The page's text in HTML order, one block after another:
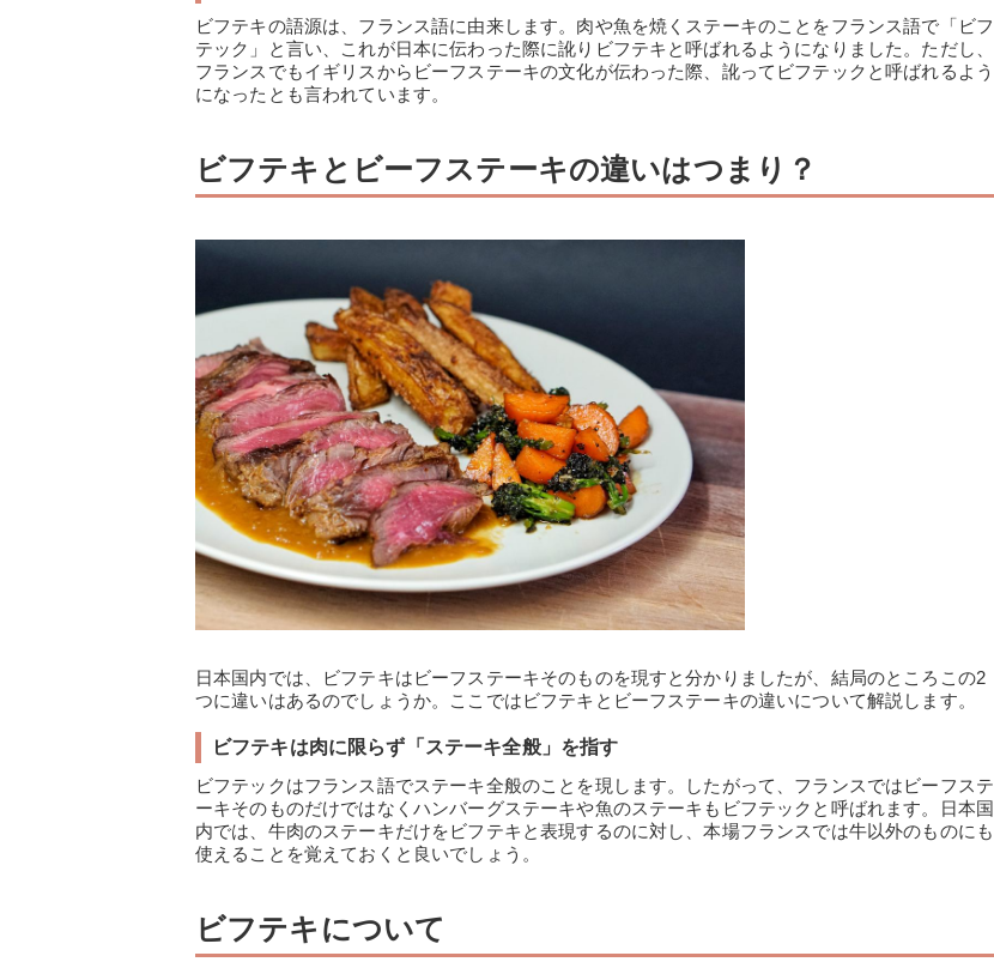
ビフテキの語源は、フランス語に由来します。肉や魚を焼くステーキのことをフランス語で「ビフ
テック」と言い、これが日本に伝わった際に訛りビフテキと呼ばれるようになりました。ただし、
フランスでもイギリスからビーフステーキの文化が伝わった際、訛ってビフテックと呼ばれるよう
になったとも言われています。
ビフテキとビーフステーキの違いはつまり？
日本国内では、ビフテキはビーフステーキそのものを現すと分かりましたが、結局のところこの2
つに違いはあるのでしょうか。ここではビフテキとビーフステーキの違いについて解説します。
ビフテキは肉に限らず「ステーキ全般」を指す
ビフテックはフランス語でステーキ全般のことを現します。したがって、フランスではビーフステ
ーキそのものだけではなくハンバーグステーキや魚のステーキもビフテックと呼ばれます。日本国
内では、牛肉のステーキだけをビフテキと表現するのに対し、本場フランスでは牛以外のものにも
使えることを覚えておくと良いでしょう。
ビフテキについて